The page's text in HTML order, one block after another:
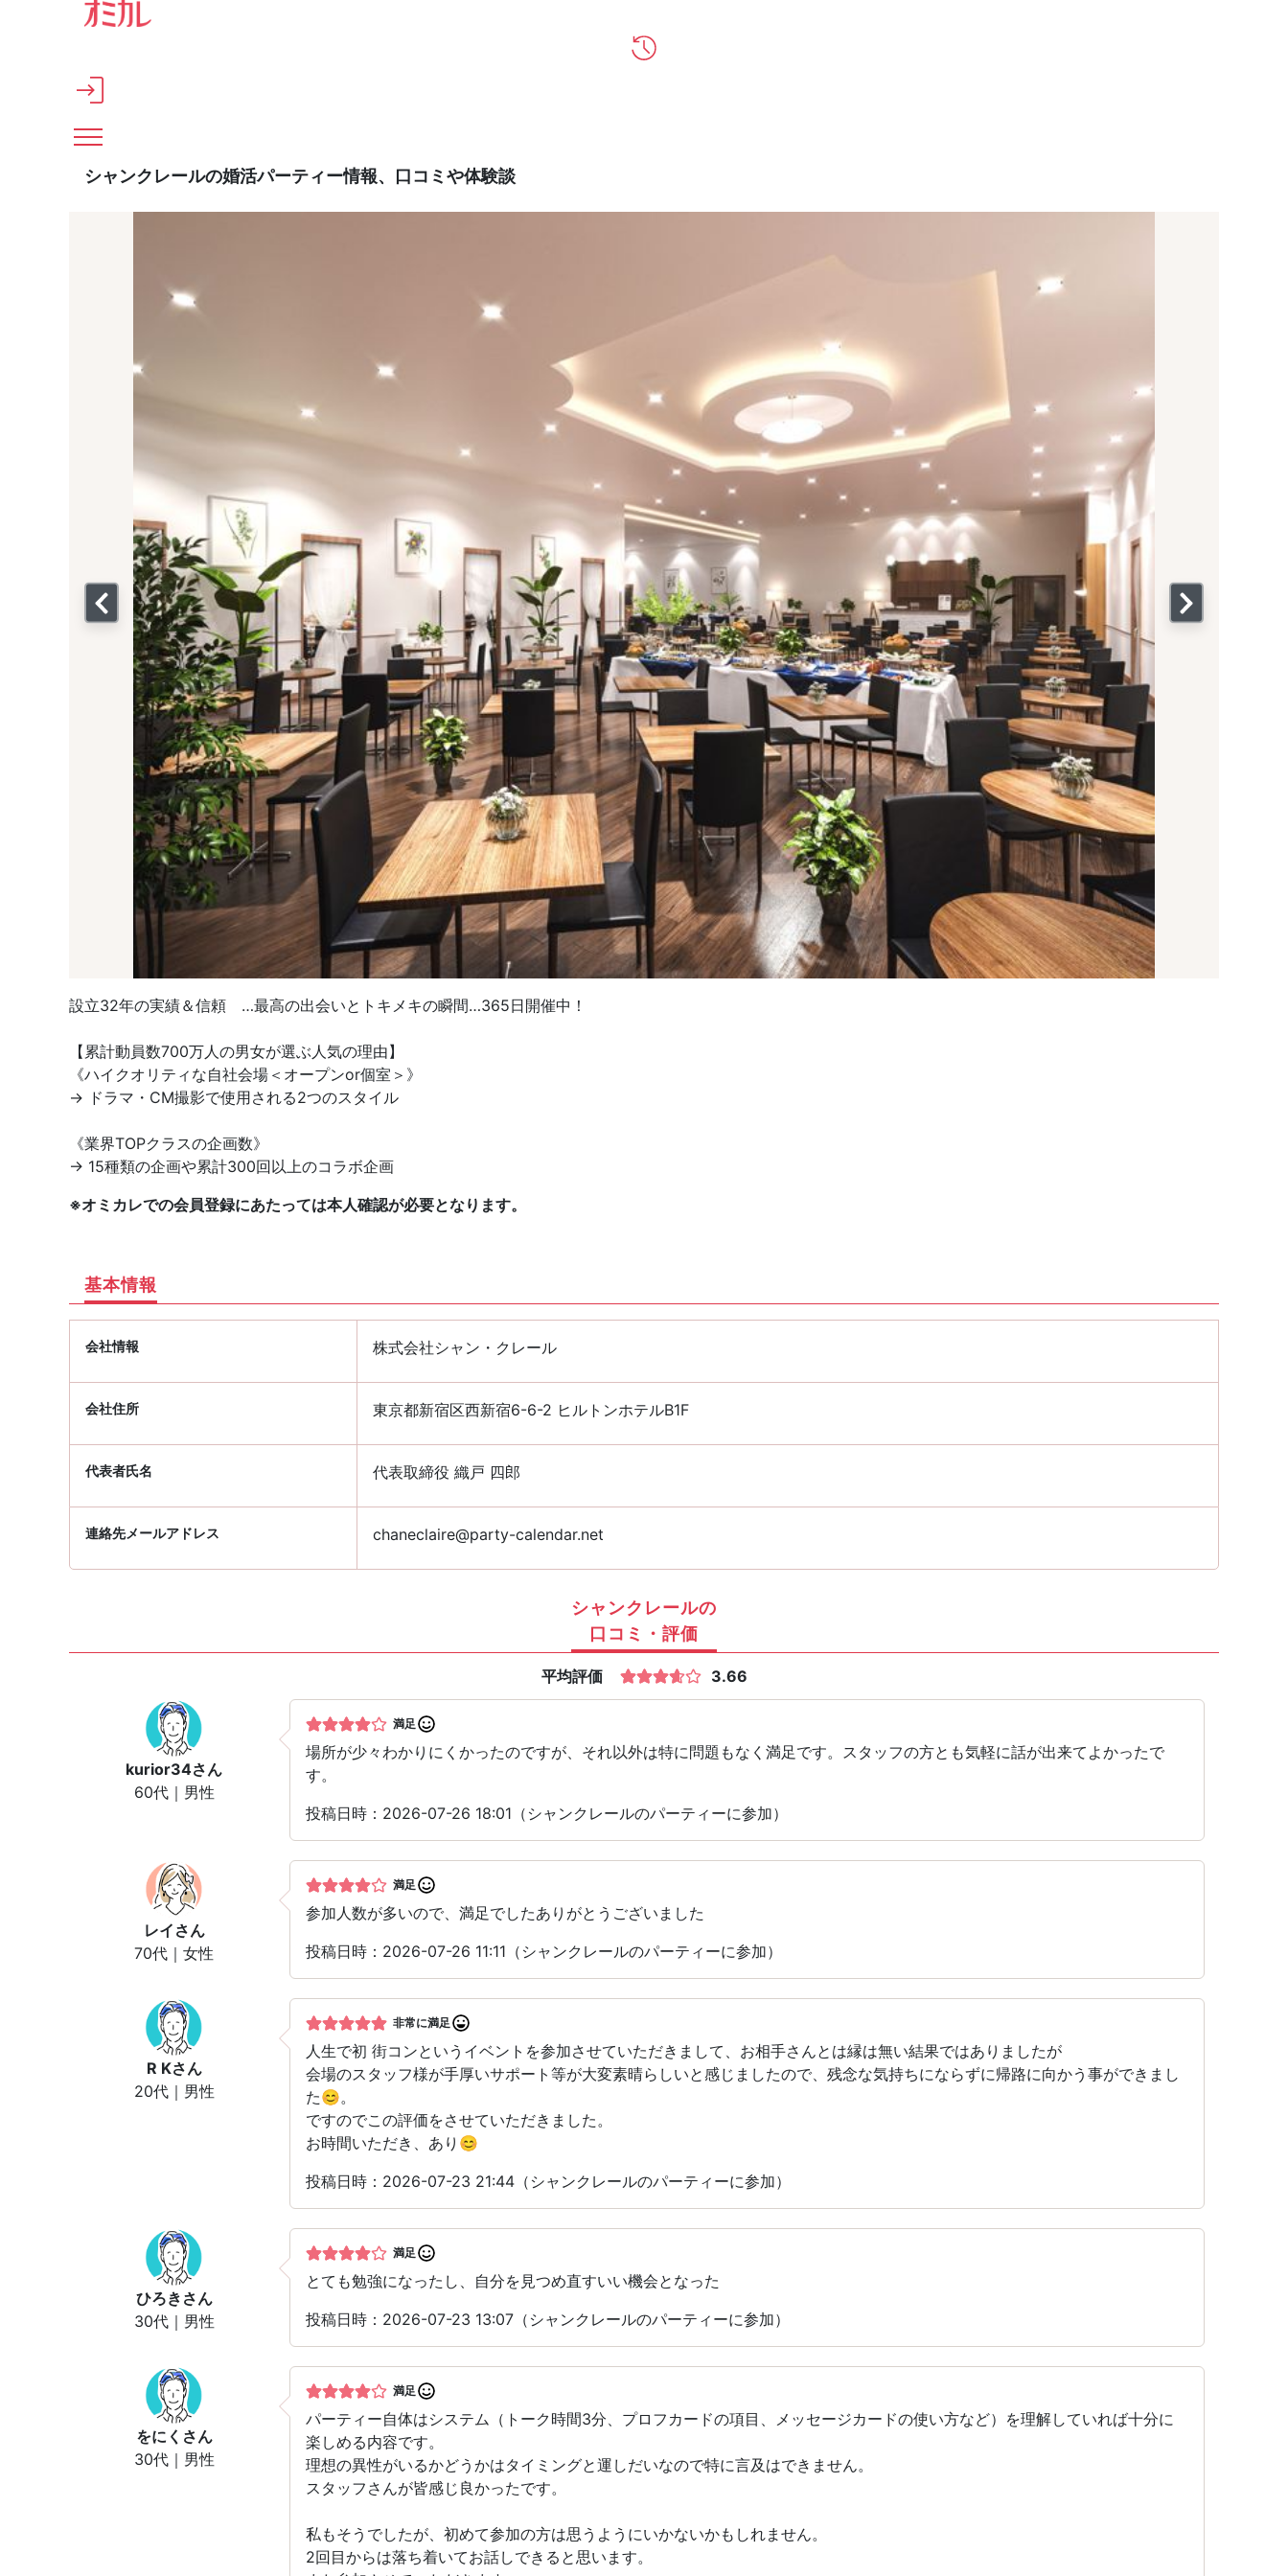
メインコンテンツへスキップ
シャンクレールの婚活パーティー情報、口コミや体験談
設立32年の実績＆信頼 …最高の出会いとトキメキの瞬間…365日開催中！
【累計動員数700万人の男女が選ぶ人気の理由】
《ハイクオリティな自社会場＜オープンor個室＞》
→ ドラマ・CM撮影で使用される2つのスタイル
《業界TOPクラスの企画数》
→ 15種類の企画や累計300回以上のコラボ企画
※オミカレでの会員登録にあたっては本人確認が必要となります。
基本情報
会社情報 株式会社シャン・クレール
会社住所 東京都新宿区西新宿6-6-2 ヒルトンホテルB1F
代表者氏名 代表取締役 織戸 四郎
連絡先メールアドレス chaneclaire@party-calendar.net
シャンクレールの
口コミ・評価
平均評価 3.66
kurior34さん
60代｜男性
満足
場所が少々わかりにくかったのですが、それ以外は特に問題もなく満足です。スタッフの方とも気軽に話が出来てよかったで
す。
投稿日時：2026-07-26 18:01（シャンクレールのパーティーに参加）
レイ さん
70代｜女性
満足
参加人数が多いので、満足でしたありがとうございました
投稿日時：2026-07-26 11:11（シャンクレールのパーティーに参加）
R Kさん
20代｜男性
非常に満足
人生で初 街コンというイベントを参加させていただきまして、お相手さんとは縁は無い結果ではありましたが
会場のスタッフ様が手厚いサポート等が大変素晴らしいと感じましたので、残念な気持ちにならずに帰路に向かう事ができまし
た😊。
ですのでこの評価をさせていただきました。
お時間いただき、あり😊
投稿日時：2026-07-23 21:44（シャンクレールのパーティーに参加）
ひろき さん
30代｜男性
満足
とても勉強になったし、自分を見つめ直すいい機会となった
投稿日時：2026-07-23 13:07（シャンクレールのパーティーに参加）
をにく さん
30代｜男性
満足
パーティー自体はシステム（トーク時間3分、プロフカードの項目、メッセージカードの使い方など）を理解していれば十分に
楽しめる内容です。
理想の異性がいるかどうかはタイミングと運しだいなので特に言及はできません。
スタッフさんが皆感じ良かったです。
私もそうでしたが、初めて参加の方は思うようにいかないかもしれません。
2回目からは落ち着いてお話しできると思います。